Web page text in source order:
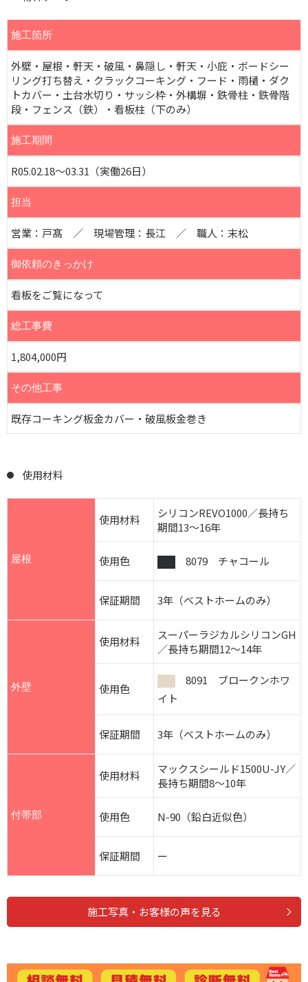
施工箇所
外壁・屋根・軒天・破風・鼻隠し・軒天・小庇・ボードシー
リング打ち替え・クラックコーキング・フード・雨樋・ダク
トカバー・土台水切り・サッシ枠・外構塀・鉄骨柱・鉄骨階
段・フェンス（鉄）・看板柱（下のみ）
施工期間
R05.02.18～03.31（実働26日）
担当
営業：戸髙 ／ 現場管理：長江 ／ 職人：末松
御依頼のきっかけ
看板をご覧になって
総工事費
1,804,000円
その他工事
既存コーキング板金カバー・破風板金巻き
使用材料
屋根
使用材料
シリコンREVO1000／長持ち
期間13～16年
使用色 8079 チャコール
保証期間 3年（ベストホームのみ）
外壁
使用材料
スーパーラジカルシリコンGH
／長持ち期間12～14年
使用色
8091 ブロークンホワ
イト
保証期間 3年（ベストホームのみ）
付帯部
使用材料
マックスシールド1500U-JY／
長持ち期間8～10年
使用色 N-90（鉛白近似色）
保証期間 ー
施工写真・お客様の声を見る